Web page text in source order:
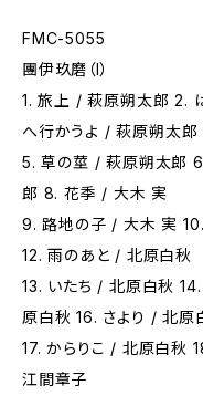
FMC-5055
團伊玖磨（I）
1. 旅上 / 萩原朔太郎 2.
へ行かうよ / 萩原朔太
5. 草の莖 / 萩原朔太郎
郎 8. 花季 / 大木 実
9. 路地の子 / 大木 実
12. 雨のあと / 北原白秋
13. いたち / 北原白秋
原白秋 16. さより / 北原
17. からりこ / 北原白秋
江間章子